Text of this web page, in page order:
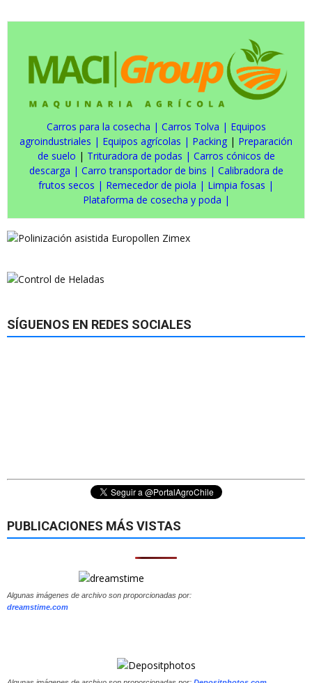
Carros para la cosecha | Carros Tolva | Equipos
agroindustriales | Equipos agrícolas | Packing | Preparación
de suelo | Trituradora de podas | Carros cónicos de
descarga | Carro transportador de bins | Calibradora de
frutos secos | Remecedor de piola | Limpia fosas |
Plataforma de cosecha y poda |
SÍGUENOS EN REDES SOCIALES
PUBLICACIONES MÁS VISTAS
Algunas imágenes de archivo son proporcionadas por:
dreamstime.com